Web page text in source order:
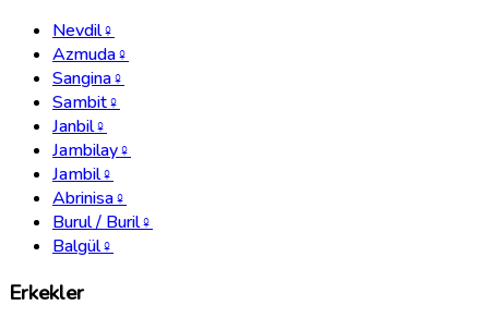
Nevdil♀
Azmuda♀
Sangina♀
Sambit♀
Janbil♀
Jambilay♀
Jambil♀
Abrinisa♀
Burul / Buril♀
Balgül♀
Erkekler